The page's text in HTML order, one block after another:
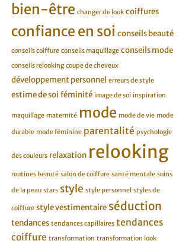
bien-être changer de look coiffures
confiance en soi conseils beauté
conseils coiffure conseils maquillage conseils mode
conseils relooking coupe de cheveux
développement personnel erreurs de style
estime de soi féminité image de soi inspiration
maquillage maternité mode mode de vie mode
durable mode féminine parentalité psychologie
des couleurs relaxation relooking
routines beauté salon de coiffure santé mentale soins
de la peau stars style style personnel styles de
coiffure style vestimentaire séduction
tendances tendances capillaires tendances
coiffure transformation transformation look